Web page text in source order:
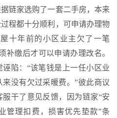
家选购了一套二手房，本来
程都十分顺利，可申请办理物
十年前的小区业主欠了一笔
补缴后才可以申请办理改名。
陷：“该笔钱是上一任小区业
没有欠过采暖费。”彼此商议
干了意见反馈，因为链家“安
管理扣费，损害优先垫款”条